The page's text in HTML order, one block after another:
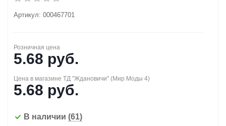
Артикул: 000467701
Розничная цена
5.68 руб.
Цена в магазине ТД "Ждановичи" (Мир Моды 4)
5.68 руб.
В наличии (61)